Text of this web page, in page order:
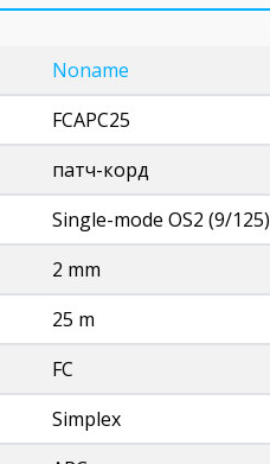
Noname
FCAPC25
патч-корд
Single-mode OS2 (9/125)
2 mm
25 m
FC
Simplex